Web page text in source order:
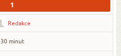
1
Redakce
30 minut